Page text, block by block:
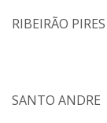
RIBEIRÃO PIRES
SANTO ANDRE